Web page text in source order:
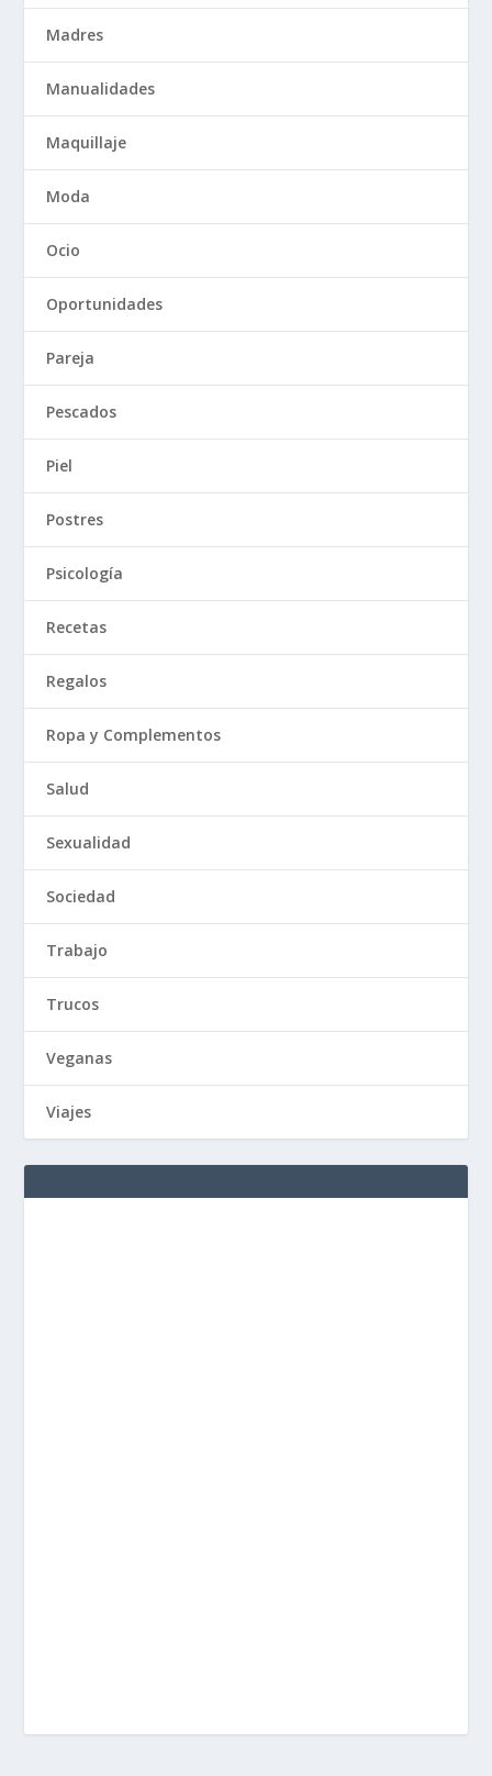
Madres
Manualidades
Maquillaje
Moda
Ocio
Oportunidades
Pareja
Pescados
Piel
Postres
Psicología
Recetas
Regalos
Ropa y Complementos
Salud
Sexualidad
Sociedad
Trabajo
Trucos
Veganas
Viajes